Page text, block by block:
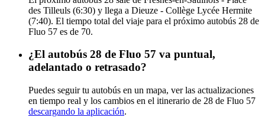
des Tilleuls (6:30) y llega a Dieuze - Collège Lycée Hermite
(7:40). El tiempo total del viaje para el próximo autobús 28 de
Fluo 57 es de 70.
¿El autobús 28 de Fluo 57 va puntual,
adelantado o retrasado?
Puedes seguir tu autobús en un mapa, ver las actualizaciones
en tiempo real y los cambios en el itinerario de 28 de Fluo 57
descargando la aplicación.